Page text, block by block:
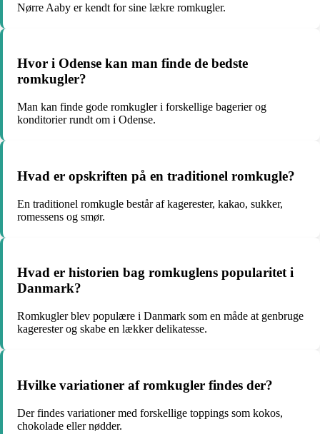
Nørre Aaby er kendt for sine lækre romkugler.
Hvor i Odense kan man finde de bedste
romkugler?
Man kan finde gode romkugler i forskellige bagerier og
konditorier rundt om i Odense.
Hvad er opskriften på en traditionel romkugle?
En traditionel romkugle består af kagerester, kakao, sukker,
romessens og smør.
Hvad er historien bag romkuglens popularitet i
Danmark?
Romkugler blev populære i Danmark som en måde at genbruge
kagerester og skabe en lækker delikatesse.
Hvilke variationer af romkugler findes der?
Der findes variationer med forskellige toppings som kokos,
chokolade eller nødder.